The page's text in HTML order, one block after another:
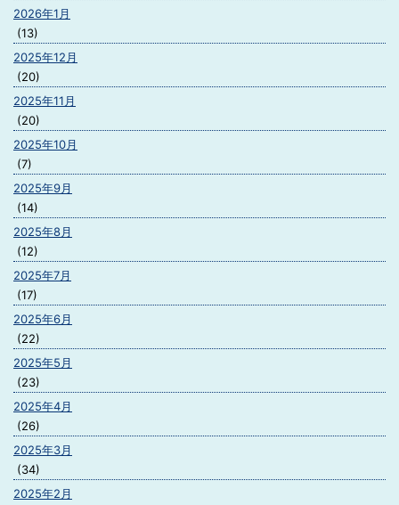
2026年1月
(13)
2025年12月
(20)
2025年11月
(20)
2025年10月
(7)
2025年9月
(14)
2025年8月
(12)
2025年7月
(17)
2025年6月
(22)
2025年5月
(23)
2025年4月
(26)
2025年3月
(34)
2025年2月